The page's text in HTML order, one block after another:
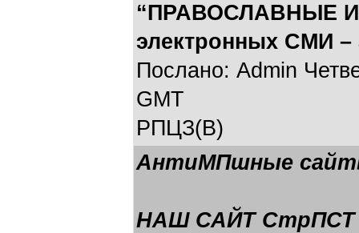
“ПРАВОСЛАВНЫЕ И
электронных СМИ –
Послано: Admin
GMT
РПЦЗ(В)
АнтиМПшные
НАШ САЙТ СтрПСТ